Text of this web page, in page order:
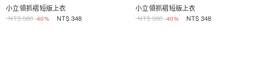
小立領抓褶短版上衣
NT$ 580-40% NT$ 348
小立領抓褶短版上衣
NT$ 580-40% NT$ 348